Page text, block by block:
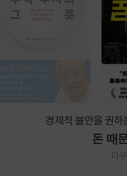
경제적 불안을 권
돈 때
다